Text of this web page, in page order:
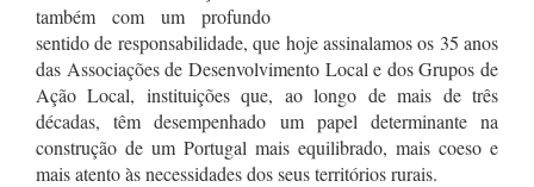
também com um profundo
sentido de responsabilidade, que hoje assinalamos os 35 anos
das Associações de Desenvolvimento Local e dos Grupos de
Ação Local, instituições que, ao longo de mais de três
décadas, têm desempenhado um papel determinante na
construção de um Portugal mais equilibrado, mais coeso e
mais atento às necessidades dos seus territórios rurais.